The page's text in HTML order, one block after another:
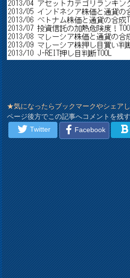
★気になったらブックマークやシェア
ページ後方でこの記事へコメントを残
Twitter
Facebook